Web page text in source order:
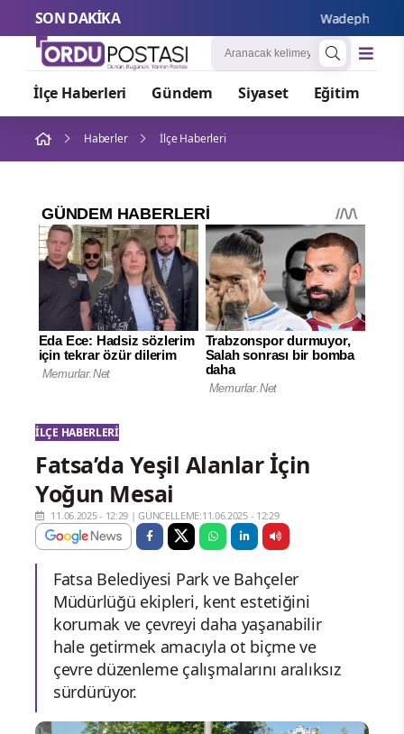
SON DAKİKA Wadephul’dan
İlçe Haberleri Gündem Siyaset Eğitim
Haberler İlçe Haberleri
İLÇE HABERLERI
Fatsa’da Yeşil Alanlar İçin
Yoğun Mesai
11.06.2025 - 12:29 |GÜNCELLEME:11.06.2025 - 12:29
Fatsa Belediyesi Park ve Bahçeler
Müdürlüğü ekipleri, kent estetiğini
korumak ve çevreyi daha yaşanabilir
hale getirmek amacıyla ot biçme ve
çevre düzenleme çalışmalarını aralıksız
sürdürüyor.